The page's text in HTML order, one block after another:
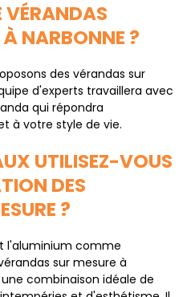
VÉRANDAS
NARBONNE ?
des vérandas sur
d'experts travaillera avec
qui répondra
à votre style de vie.
UTILISEZ-VOUS
DES
?
l'aluminium comme
sur mesure à
combinaison idéale de